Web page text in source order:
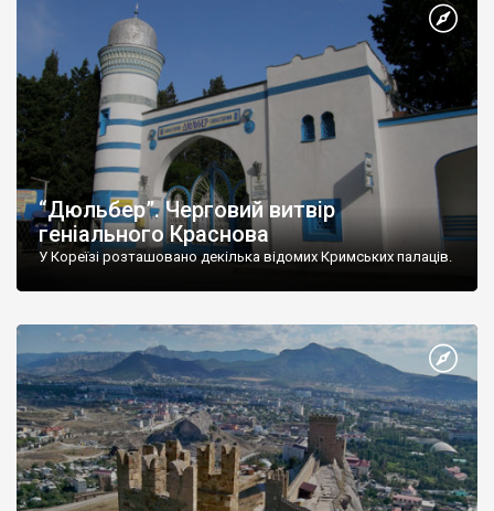
“Дюльбер”. Черговий витвір
геніального Краснова
У Кореїзі розташовано декілька відомих Кримських палаців.